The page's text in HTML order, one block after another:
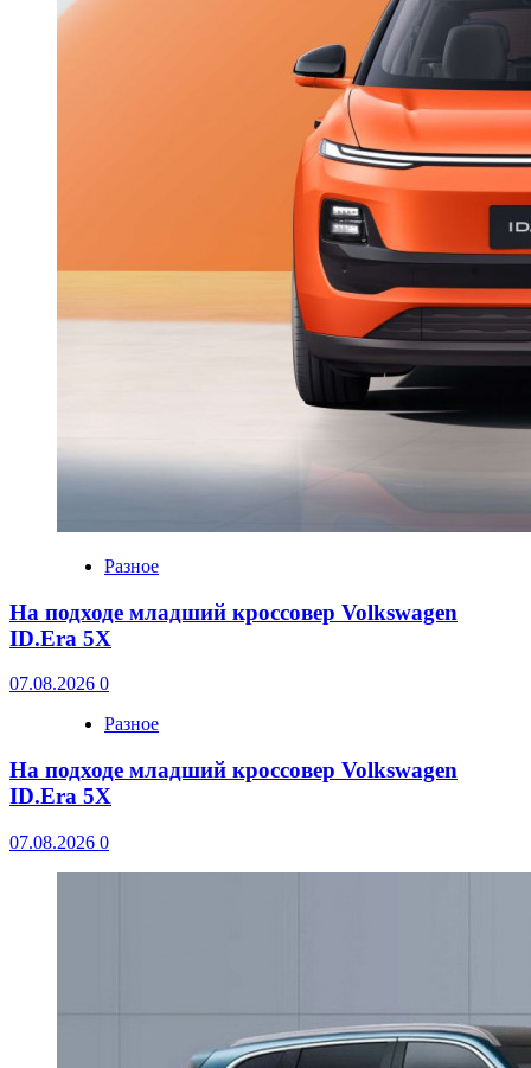
Разное
На подходе младший кроссовер Volkswagen
ID.Era 5X
07.08.2026 0
Разное
На подходе младший кроссовер Volkswagen
ID.Era 5X
07.08.2026 0